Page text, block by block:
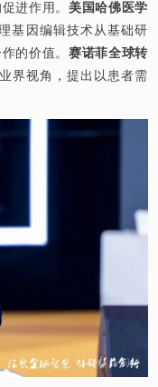
进作用。 美国哈佛医学
基因编辑技术从基础研
的价值。 赛诺菲全球转
界视角，提出以患者需